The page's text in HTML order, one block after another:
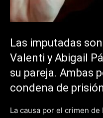
Las imputadas
Valenti y Abigail
su pareja. Ambas
condena de
La causa por el crimen